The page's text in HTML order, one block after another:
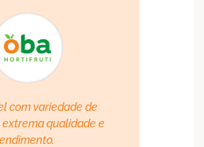
com variedade de
qualidade e